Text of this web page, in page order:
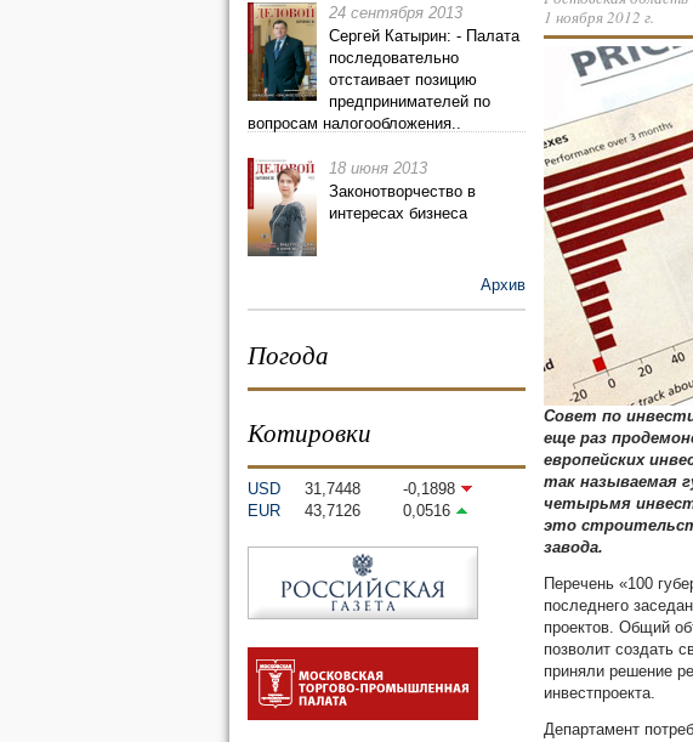
24 сентября 2013
Сергей Катырин: - Палата
последовательно
отстаивает позицию
предпринимателей по
вопросам налогообложения..
18 июня 2013
Законотворчество в
интересах бизнеса
Архив
Погода
Котировки
USD 31,7448
-0,1898
EUR
43,7126 0,0516
1 ноября 2012 г.
Совет по
еще раз
европейских
так называемая
четырьмя
это
завода.
Перечень «100
последнего
проектов. Общий
позволит создать
приняли решение
инвестпроекта.
Департамент